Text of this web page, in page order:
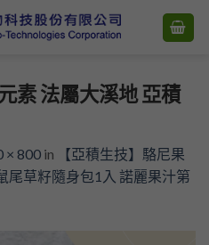
素 法屬大溪地 亞積
× 800 in
【亞積生技】駱尼果
尾草籽隨身包1入 諾麗果汁第